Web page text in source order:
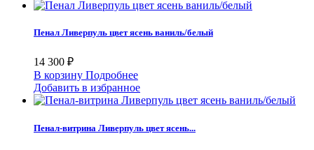
Пенал Ливерпуль цвет ясень ваниль/белый
14 300 ₽
В корзину Подробнее
Добавить в избранное
Пенал-витрина Ливерпуль цвет ясень...